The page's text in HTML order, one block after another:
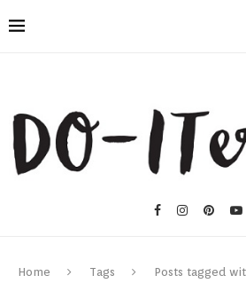
Home Tags Posts tagged